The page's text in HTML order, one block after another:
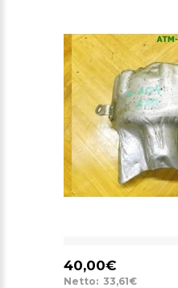
40,00€
Netto: 33,61€